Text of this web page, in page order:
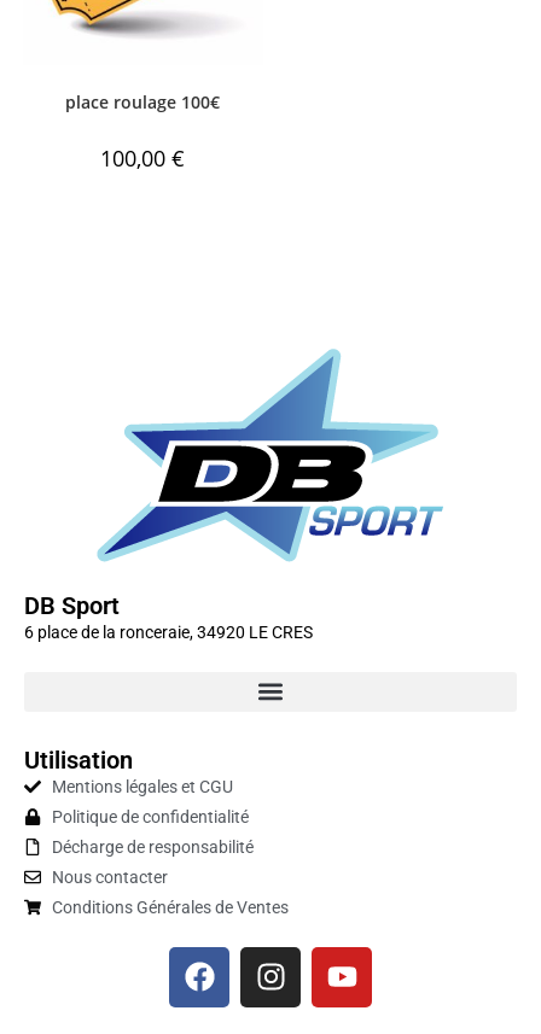
place roulage 100€
100,00€
DB Sport
6 place de la ronceraie, 34920 LE CRES
Utilisation
Mentions légales et CGU
Politique de confidentialité
Décharge de responsabilité
Nous contacter
Conditions Générales de Ventes